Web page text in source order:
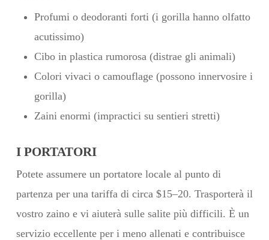
Profumi o deodoranti forti (i gorilla hanno olfatto
acutissimo)
Cibo in plastica rumorosa (distrae gli animali)
Colori vivaci o camouflage (possono innervosire i
gorilla)
Zaini enormi (impractici su sentieri stretti)
I PORTATORI
Potete assumere un portatore locale al punto di
partenza per una tariffa di circa $15–20. Trasporterà il
vostro zaino e vi aiuterà sulle salite più difficili. È un
servizio eccellente per i meno allenati e contribuisce